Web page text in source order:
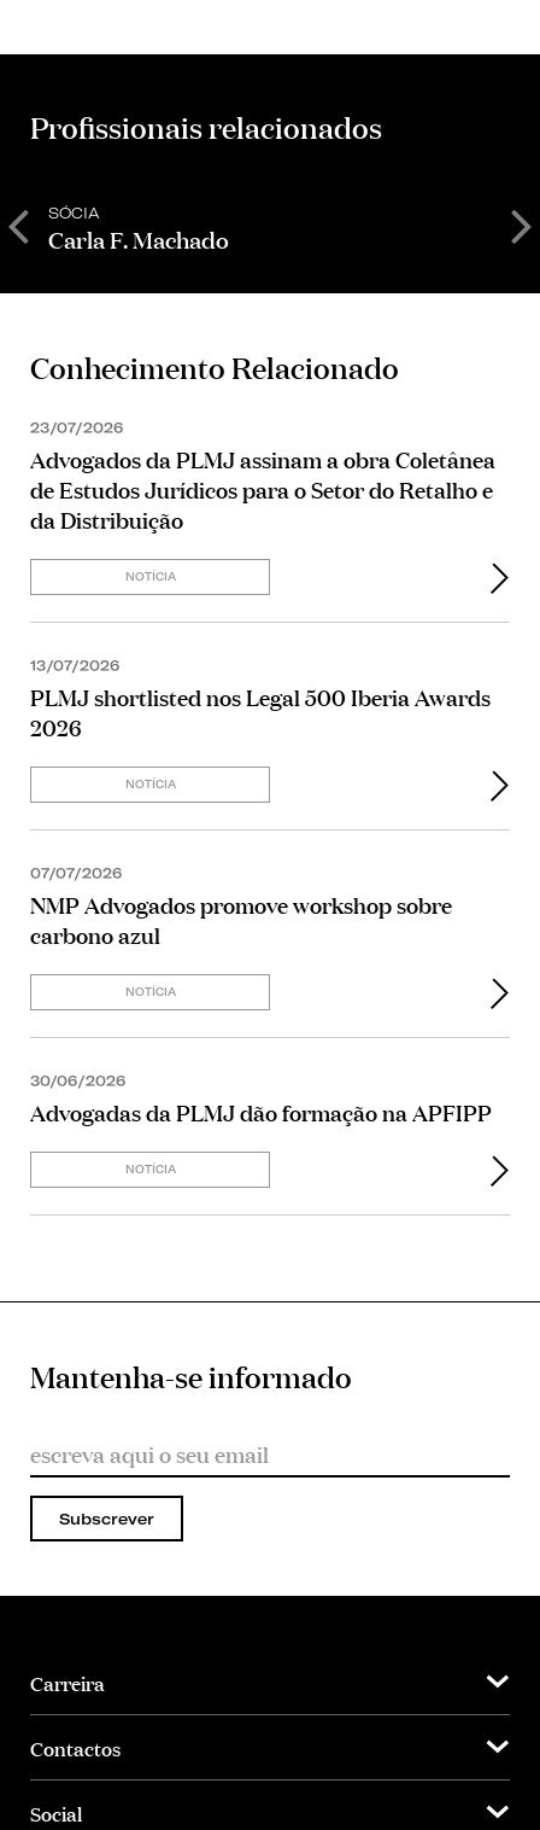
Profissionais relacionados
SÓCIA
Carla F. Machado
Conhecimento Relacionado
23/07/2026
Advogados da PLMJ assinam a obra Coletânea
de Estudos Jurídicos para o Setor do Retalho e
da Distribuição
NOTÍCIA
13/07/2026
PLMJ shortlisted nos Legal 500 Iberia Awards
2026
NOTÍCIA
07/07/2026
NMP Advogados promove workshop sobre
carbono azul
NOTÍCIA
30/06/2026
Advogadas da PLMJ dão formação na APFIPP
NOTÍCIA
Mantenha-se informado
Subscrever
Carreira
Contactos
Social